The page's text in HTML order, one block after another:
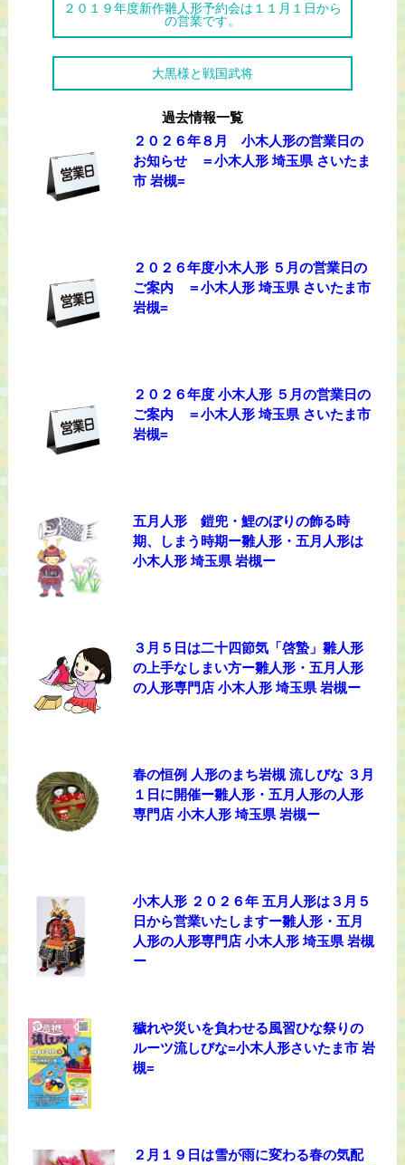
２０１９年度新作雛人形予約会は１１月１日から
の営業です。
大黒様と戦国武将
過去情報一覧
２０２６年８月 小木人形の営業日の
お知らせ ＝小木人形 埼玉県 さいたま
市 岩槻=
２０２６年度小木人形 ５月の営業日の
ご案内 ＝小木人形 埼玉県 さいたま市
岩槻=
２０２６年度 小木人形 ５月の営業日の
ご案内 ＝小木人形 埼玉県 さいたま市
岩槻=
五月人形 鎧兜・鯉のぼりの飾る時
期、しまう時期ー雛人形・五月人形は
小木人形 埼玉県 岩槻ー
３月５日は二十四節気「啓蟄」雛人形
の上手なしまい方ー雛人形・五月人形
の人形専門店 小木人形 埼玉県 岩槻ー
春の恒例 人形のまち岩槻 流しびな ３月
１日に開催ー雛人形・五月人形の人形
専門店 小木人形 埼玉県 岩槻ー
小木人形 ２０２６年 五月人形は３月５
日から営業いたしますー雛人形・五月
人形の人形専門店 小木人形 埼玉県 岩槻
ー
穢れや災いを負わせる風習ひな祭りの
ルーツ流しびな=小木人形さいたま市 岩
槻=
２月１９日は雪が雨に変わる春の気配